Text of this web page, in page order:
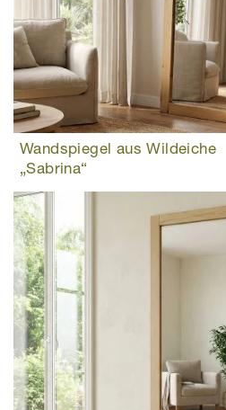
Wandspiegel aus Wildeiche
„Sabrina“